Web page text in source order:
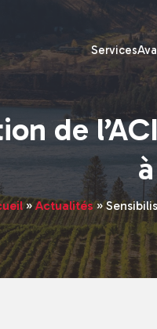
Services
de
»Actualités»